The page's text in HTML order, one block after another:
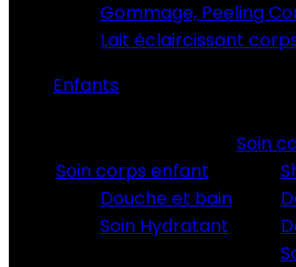
Gommage, Peeling
Lait éclaircissant
Enfants
Soin corps enfant
Douche et bain
Soin Hydratant
Soin